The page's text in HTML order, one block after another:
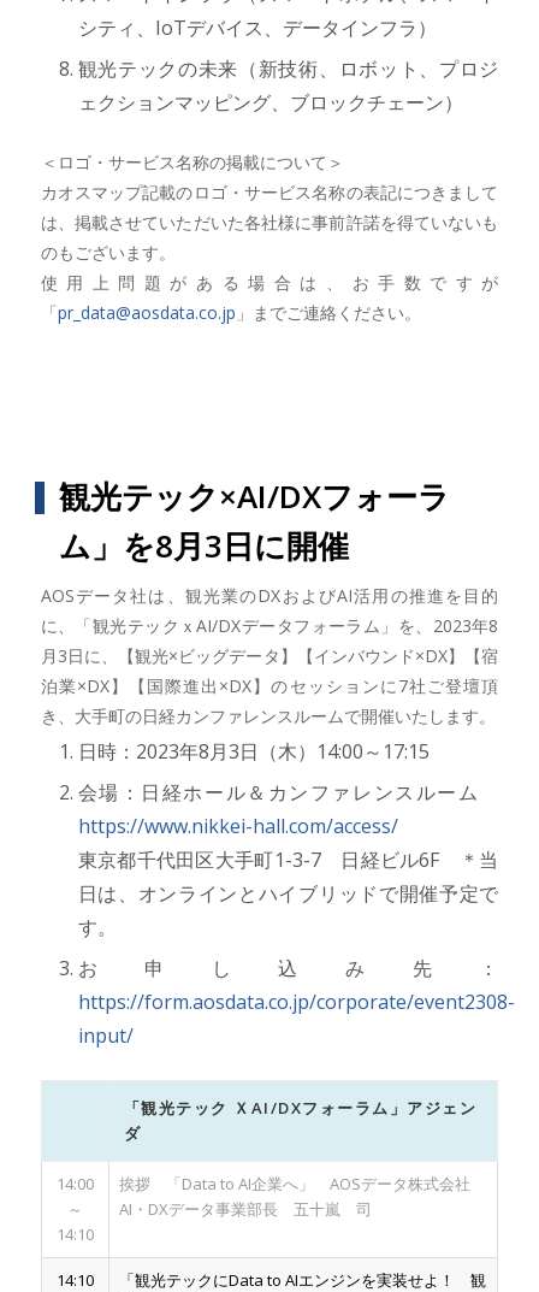
シティ、IoTデバイス、データインフラ）
観光テックの未来（新技術、ロボット、プロジ
ェクションマッピング、ブロックチェーン）
＜ロゴ・サービス名称の掲載について＞
カオスマップ記載のロゴ・サービス名称の表記につきまして
は、掲載させていただいた各社様に事前許諾を得ていないも
のもございます。
使用上問題がある場合は、お手数ですが
「pr_data@aosdata.co.jp 」までご連絡ください。
観光テック×AI/DXフォーラ
ム」を8月3日に開催
AOSデータ社は、観光業のDXおよびAI活用の推進を目的
に、「観光テックｘAI/DXデータフォーラム」を、2023年8
月3日に、【観光×ビッグデータ】【インバウンド×DX】【宿
泊業×DX】【国際進出×DX】のセッションに7社ご登壇頂
き、大手町の日経カンファレンスルームで開催いたします。
日時：2023年8月3日（木）14:00～17:15
会場：日経ホール＆カンファレンスルーム
https://www.nikkei-hall.com/access/
東京都千代田区大手町1-3-7 日経ビル6F ＊当
日は、オンラインとハイブリッドで開催予定で
す。
お申し込み先：
https://form.aosdata.co.jp/corporate/event2308-
input/
「観光テック ＸAI/DXフォーラム」アジェン
ダ
14:00
～
14:10
挨拶 「Data to AI企業へ」 AOSデータ株式会社
AI・DXデータ事業部長 五十嵐 司
14:10
「観光テックにData to AIエンジンを実装せよ！ 観